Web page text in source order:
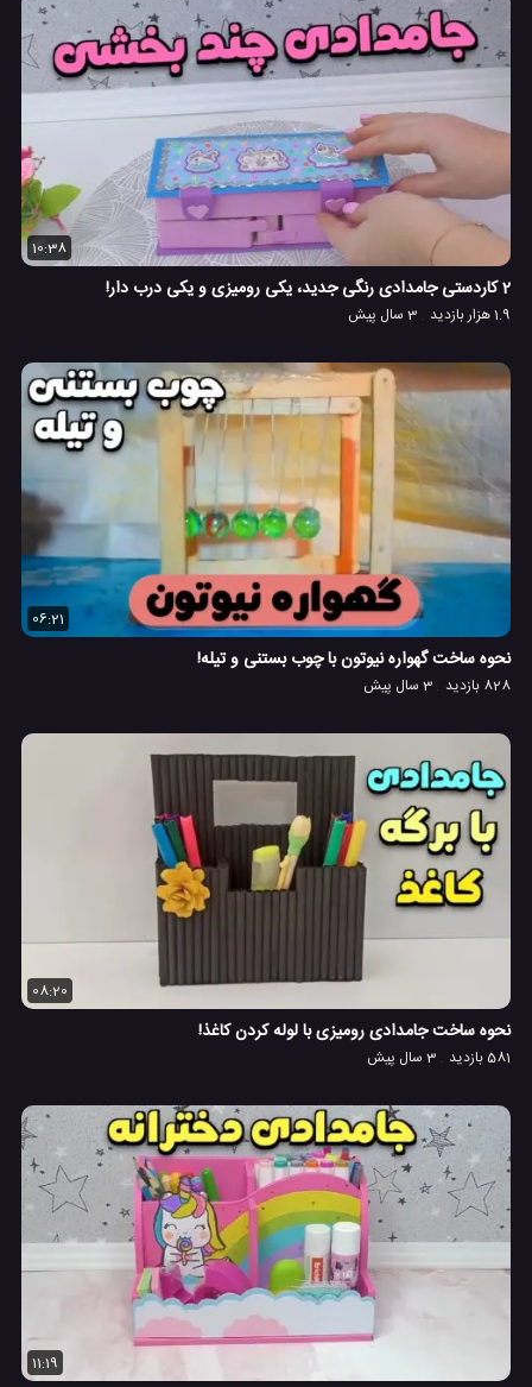
10:38
2 کاردستی جامدادی رنگی جدید، یکی رومیزی و یکی درب دار!
1.9 هزار بازدید 3 سال پیش
06:21
نحوه ساخت گهواره نیوتون با چوب بستنی و تیله!
828 بازدید 3 سال پیش
08:20
نحوه ساخت جامدادی رومیزی با لوله کردن کاغذ!
581 بازدید 3 سال پیش
11:19